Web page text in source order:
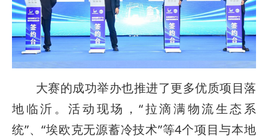
大赛的成功举办也推进了更多优质项目落
地临沂。活动现场，“拉滴满物流生态系
统”、“埃欧克无源蓄冷技术”等4个项目与本地